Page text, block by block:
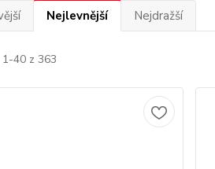
Nejlevnější Nejdražší
40 z 363